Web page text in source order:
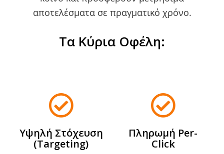
αποτελέσματα σε πραγματικό χρόνο.
Τα Κύρια Οφέλη:
Υψηλή Στόχευση
(Targeting)
Πληρωμή Per-
Click